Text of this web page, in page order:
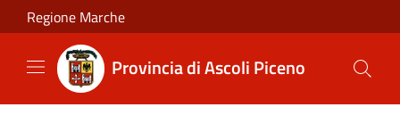
Salta al contenuto principale
Regione Marche
Provincia di Ascoli Piceno